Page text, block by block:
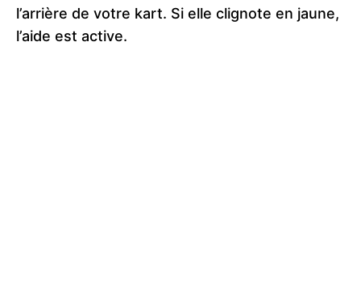
l’arrière de votre kart. Si elle clignote en jaune,
l’aide est active.